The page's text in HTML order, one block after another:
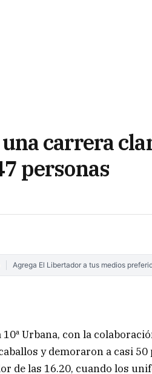
carrera
personas
Agrega El Libertador a tus medios
10ª Urbana, con la
y demoraron a casi
de las 16.20, cuando los